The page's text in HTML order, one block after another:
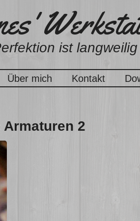
ist langweilig
Über mich Kontakt
2